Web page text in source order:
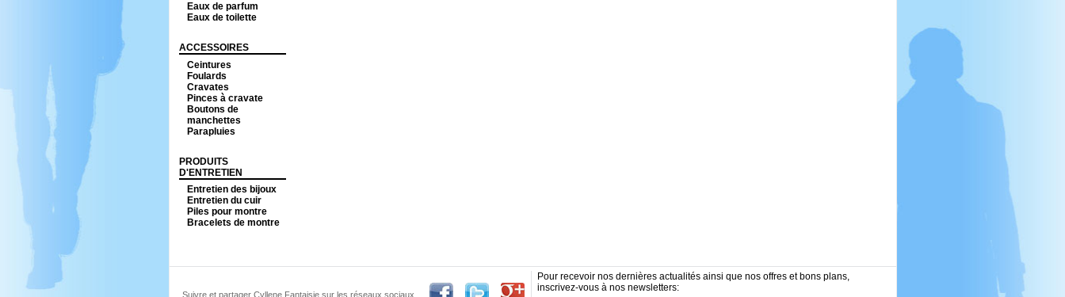
Eaux de parfum
Eaux de toilette
ACCESSOIRES
Ceintures
Foulards
Cravates
Pinces à cravate
Boutons de
manchettes
Parapluies
PRODUITS
D'ENTRETIEN
Entretien des bijoux
Entretien du cuir
Piles pour montre
Bracelets de montre
Suivre et partager Cyllene Fantaisie sur les réseaux sociaux
Pour recevoir nos dernières actualités ainsi que nos offres et bons plans,
inscrivez-vous à nos newsletters: